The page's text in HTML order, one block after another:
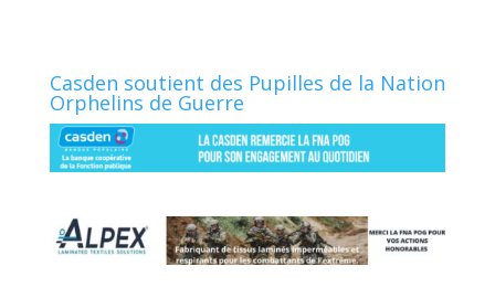
Casden soutient des Pupilles de la Nation
Orphelins de Guerre